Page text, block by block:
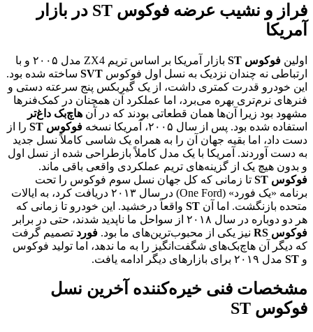
فراز و نشیب عرضه فوکوس ST در بازار
آمریکا
اولین فوکوس ST
بازار آمریکا بر اساس تریم ZX4 مدل ۲۰۰۵ و با
ارتباطی نه چندان نزدیک به نسل اول فوکوس SVT ساخته شده بود.
این خودرو قدرت کمتری داشت، از یک گیربکس پنج سرعته دستی و
فنرهای نرم‌تری بهره می‌برد، اما عملکرد آن همچنان در کمک‌فنرها
مشهود بود زیرا آن‌ها همان قطعاتی بودند که در آن هاچ‌بک داغ‌تر
استفاده شده بود. پس از سال ۲۰۰۵، آمریکا نسخه
فوکوس ST
را از
دست داد، اما بقیه جهان آن را به همراه یک شاسی کاملاً نسل جدید
به دست آوردند. آمریکا با یک مدل کاملاً بازطراحی شده از نسل اول
و بدون هیچ یک از گزینه‌های تریم عملکردی واقعی باقی ماند.
فوکوس ST
تا زمانی که کل جهان نسل سوم فوکوس را تحت
برنامه «یک فورد» (One Ford) در سال ۲۰۱۳ دریافت کرد، به ایالات
متحده بازنگشت. اما آن ST واقعاً درخشید. این خودرو تا زمانی که
هر دو دوباره در سال ۲۰۱۸ از سواحل ما ناپدید شدند، حتی در برابر
فوکوس RS
نیز یکی از محبوب‌ترین‌های ما بود. فورد تصمیم گرفت
که دیگر آن هاچ‌بک‌های شگفت‌انگیز را به ما ندهد، اما تولید فوکوس
و ST مدل ۲۰۱۹ برای بازارهای دیگر ادامه یافت.
مشخصات فنی خیره‌کننده آخرین نسل
فوکوس ST